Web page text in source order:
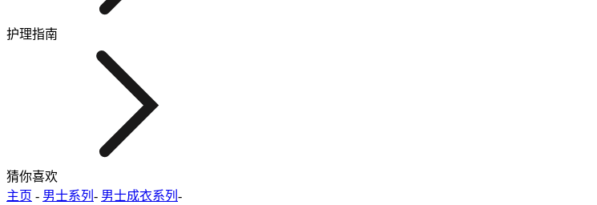
护理指南
猜你喜欢
主页 - 男士系列 - 男士成衣系列 -